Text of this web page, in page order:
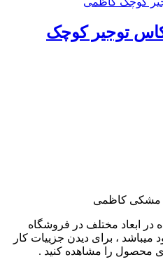
توجیر کوچک
مشکی کاظمی
ابعاد مختلف در فروشگاه
، برای دیدن جزییات کار
محصول را مشاهده کنید .